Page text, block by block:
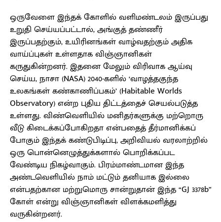
ஒருவேளை இந்தக் கோளில் வளிமண்டலம் இருப்பது
உறுதி செய்யப்பட்டால், அங்குத் தண்ணீர்
இருப்பதற்கும், உயிரினங்கள் வாழ்வதற்கும் அதிக
வாய்ப்புகள் உள்ளதாக விஞ்ஞானிகள்
கருதுகின்றனர். இதனை மேலும் விரிவாக ஆய்வு
செய்ய, நாசா (NASA) 2040-களில் ‘வாழத்தகுந்த
உலகங்கள் கண்காணிப்பகம்’ (Habitable Worlds
Observatory) என்ற புதிய திட்டத்தைச் செயல்படுத்த
உள்ளது. விண்வெளியில் மனிதர்களுக்கு மற்றொரு
வீடு கிடைக்கப்போகிறதா என்பதைத் தீர்மானிக்கப்
போகும் இந்தக் கண்டுபிடிப்பு, அறிவியல் வரலாற்றில்
ஒரு பொன்னெழுத்துக்களால் பொறிக்கப்பட
வேண்டிய நிகழ்வாகும். பிரம்மாண்டமான இந்த
அண்டவெளியில் நாம் மட்டும் தனியாக இல்லை
என்பதற்கான மற்றுமொரு சான்றுதான் இந்த “GJ 3378b”
கோள் என்று விஞ்ஞானிகள் விளக்கமளித்து
வருகின்றனர்.